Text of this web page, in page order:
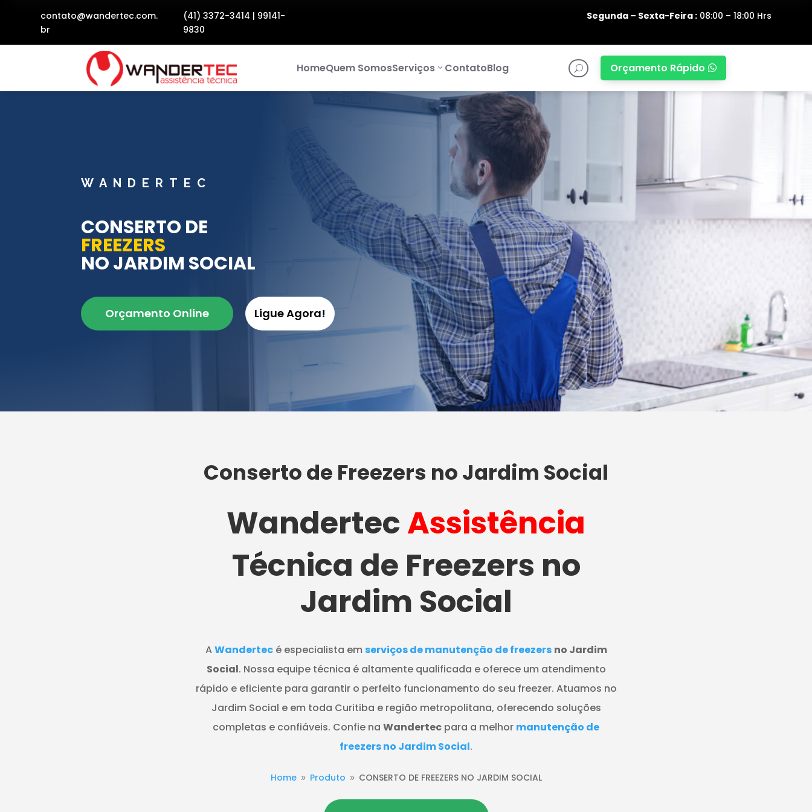
contato@wandertec.com.
br
(41) 3372-3414 | 99141-
9830
Segunda – Sexta-Feira :08:00 – 18:00 Hrs
HomeQuem SomosServiços ContatoBlog U Orçamento Rápido 
WANDERTEC
CONSERTO DE
FREEZERS
NO JARDIM SOCIAL
Orçamento Online Ligue Agora!
Conserto de Freezers no Jardim Social
WandertecAssistência
Técnica de Freezers no
Jardim Social
AWandertecé especialista em serviços de manutenção de freezers no Jardim
Social. Nossa equipe técnica é altamente qualificada e oferece um atendimento
rápido e eficiente para garantir o perfeito funcionamento do seu freezer. Atuamos no
Jardim Social e em toda Curitiba e região metropolitana, oferecendo soluções
completas e confiáveis. Confie na Wandertec para a melhor manutenção de
freezers no Jardim Social.
Home 9 Produto 9 CONSERTO DE FREEZERS NO JARDIM SOCIAL